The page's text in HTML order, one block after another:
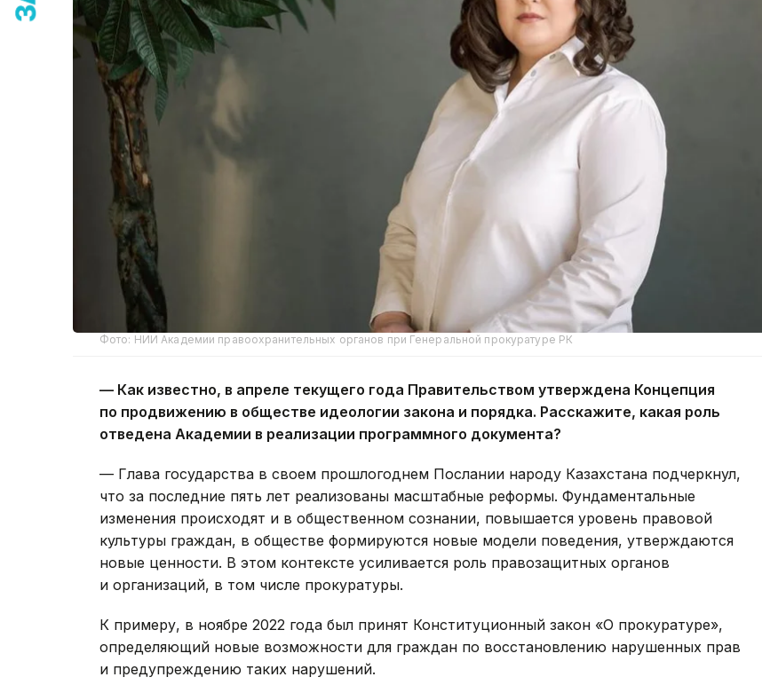
Фото: НИИ Академии правоохранительных органов при Генеральной прокуратуре РК
— Как известно, в апреле текущего года Правительством утверждена Концепция
по продвижению в обществе идеологии закона и порядка. Расскажите, какая роль
отведена Академии в реализации программного документа?
— Глава государства в своем прошлогоднем Послании народу Казахстана подчеркнул,
что за последние пять лет реализованы масштабные реформы. Фундаментальные
изменения происходят и в общественном сознании, повышается уровень правовой
культуры граждан, в обществе формируются новые модели поведения, утверждаются
новые ценности. В этом контексте усиливается роль правозащитных органов
и организаций, в том числе прокуратуры.
К примеру, в ноябре 2022 года был принят Конституционный закон «О прокуратуре»,
определяющий новые возможности для граждан по восстановлению нарушенных прав
и предупреждению таких нарушений.